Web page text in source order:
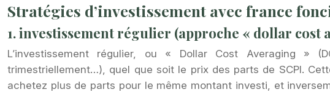
Stratégies d’investissement avec france
1. investissement régulier (approche « dollar cost
L’investissement régulier, ou « Dollar Cost Averaging »
trimestriellement…), quel que soit le prix des parts de SCPI.
achetez plus de parts pour le même montant investi, et